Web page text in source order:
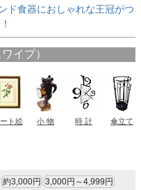
ド食器におしゃれな王冠がつ
約3,000円 3,000円～4,999円